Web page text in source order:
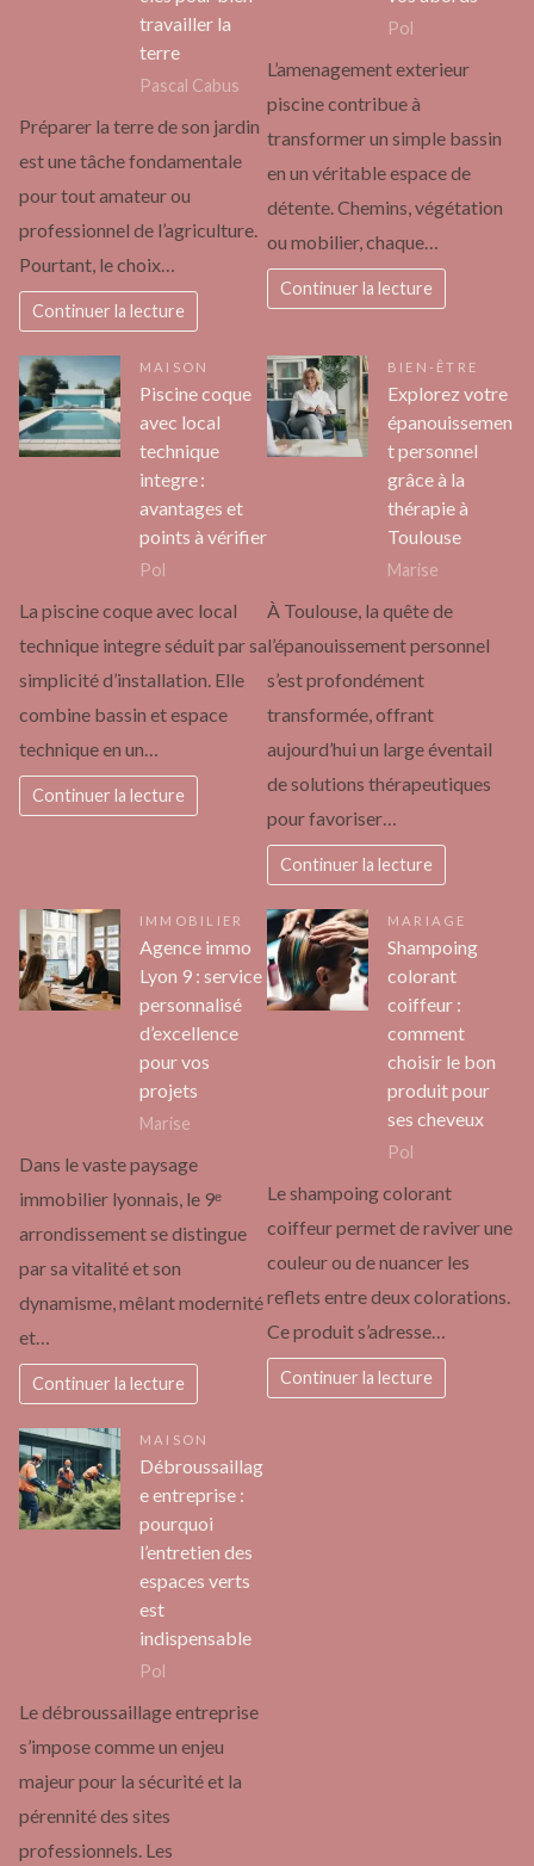
travailler la
terre
Pascal Cabus
Préparer la terre de son jardin
est une tâche fondamentale
pour tout amateur ou
professionnel de l’agriculture.
Pourtant, le choix…
Continuer la lecture
Pol
L’amenagement exterieur
piscine contribue à
transformer un simple bassin
en un véritable espace de
détente. Chemins, végétation
ou mobilier, chaque…
Continuer la lecture
MAISON
Piscine coque
avec local
technique
integre :
avantages et
points à vérifier
Pol
La piscine coque avec local
technique integre séduit par sa
simplicité d’installation. Elle
combine bassin et espace
technique en un…
Continuer la lecture
BIEN-ÊTRE
Explorez votre
épanouissemen
t personnel
grâce à la
thérapie à
Toulouse
Marise
À Toulouse, la quête de
l’épanouissement personnel
s’est profondément
transformée, offrant
aujourd’hui un large éventail
de solutions thérapeutiques
pour favoriser…
Continuer la lecture
IMMOBILIER
Agence immo
Lyon 9 : service
personnalisé
d’excellence
pour vos
projets
Marise
Dans le vaste paysage
immobilier lyonnais, le 9ᵉ
arrondissement se distingue
par sa vitalité et son
dynamisme, mêlant modernité
et…
Continuer la lecture
MARIAGE
Shampoing
colorant
coiffeur :
comment
choisir le bon
produit pour
ses cheveux
Pol
Le shampoing colorant
coiffeur permet de raviver une
couleur ou de nuancer les
reflets entre deux colorations.
Ce produit s’adresse…
Continuer la lecture
MAISON
Débroussaillag
e entreprise :
pourquoi
l’entretien des
espaces verts
est
indispensable
Pol
Le débroussaillage entreprise
s’impose comme un enjeu
majeur pour la sécurité et la
pérennité des sites
professionnels. Les